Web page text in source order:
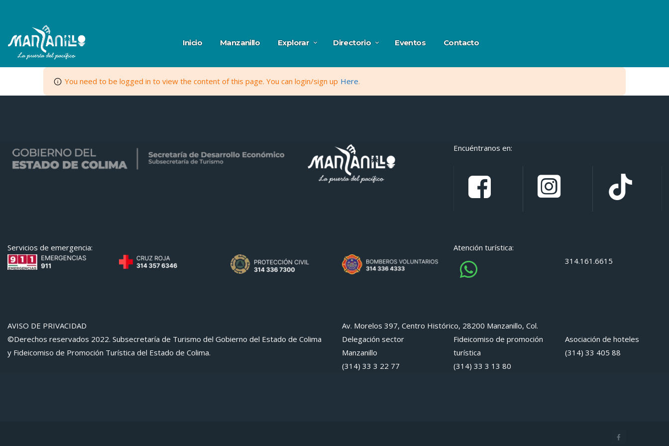
Inicio Manzanillo Explorar Directorio Eventos Contacto
You need to be logged in to view the content of this page. You can login/sign up Here.
Encuéntranos en:
Servicios de emergencia:
Atención turística:
314.161.6615
AVISO DE PRIVACIDAD
©Derechos reservados 2022. Subsecretaría de Turismo del Gobierno del Estado de Colima
y Fideicomiso de Promoción Turística del Estado de Colima.
Av. Morelos 397, Centro Histórico, 28200 Manzanillo, Col.
Delegación sector
Manzanillo
(314) 33 3 22 77
Fideicomiso de promoción
turística
(314) 33 3 13 80
Asociación de hoteles
(314) 33 405 88